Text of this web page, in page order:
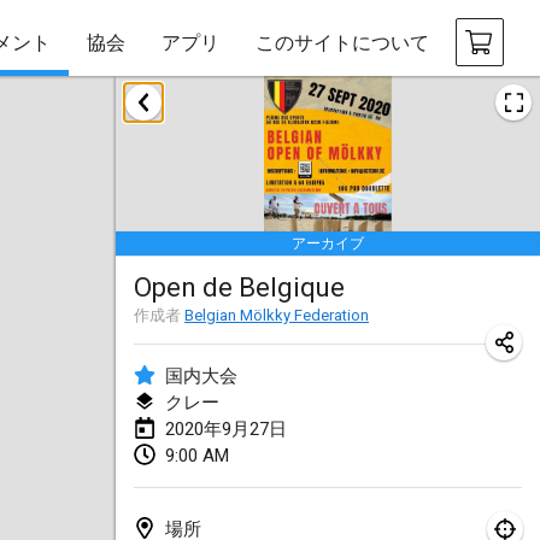
ント 協会 アプリ このサイトについて
アーカイブ
Open de Belgique
作成者 Belgian Mölkky Federation
国内大会
クレー
2020年9月27日
9:00 AM
場所
2020年1月
New Year's Throw Mölkky
2020年1月1日|チェコ
Tournoi Mixte ASPTTOM
2020年1月11日| フランス
Morukku tama League
2020年1月12日
Ystävyysturnaus
2020年1月18日
Individuel du Garo